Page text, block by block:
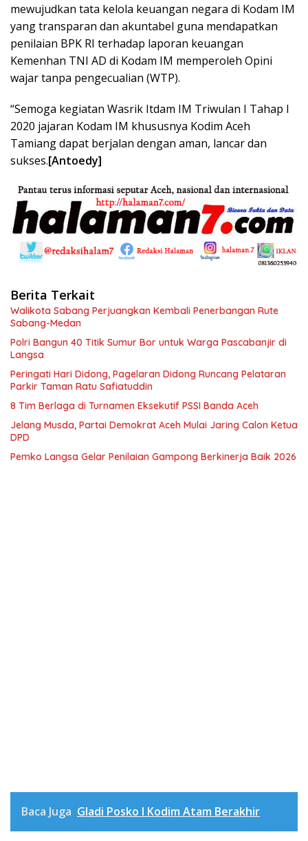
mewujudkan tata kelola keuangan negara di Kodam IM
yang transparan dan akuntabel guna mendapatkan
penilaian BPK RI terhadap laporan keuangan
Kemenhan TNI AD di Kodam IM memperoleh Opini
wajar tanpa pengecualian (WTP).
“Semoga kegiatan Wasrik Itdam IM Triwulan I Tahap I
2020 jajaran Kodam IM khususnya Kodim Aceh
Tamiang dapat berjalan dengan aman, lancar dan
sukses.[Antoedy]
Berita Terkait
Walikota Sabang Perjuangkan Kembali Penerbangan Rute
Sabang-Medan
Polri Bangun 40 Titik Sumur Bor untuk Warga Pascabanjir di
Langsa
Peringati Hari Didong, Pagelaran Didong Runcang Pelataran
Parkir Taman Ratu Safiatuddin
8 Tim Berlaga di Turnamen Eksekutif PSSI Banda Aceh
Jelang Musda, Partai Demokrat Aceh Mulai Jaring Calon Ketua
DPD
Pemko Langsa Gelar Penilaian Gampong Berkinerja Baik 2026
Baca Juga Gladi Posko I Kodim Atam Berakhir